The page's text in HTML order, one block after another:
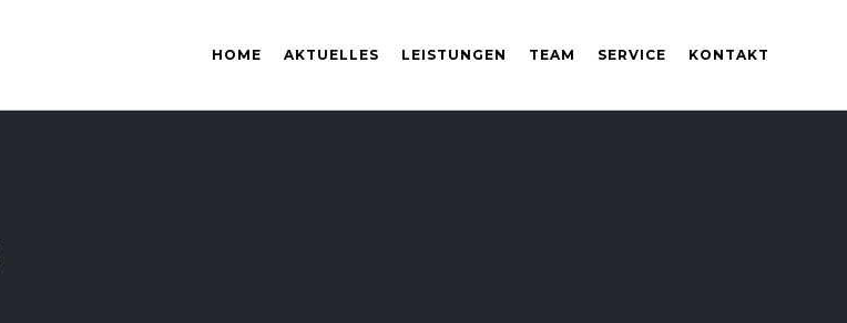
HOME AKTUELLES LEISTUNGEN TEAM SERVICE KONTAKT